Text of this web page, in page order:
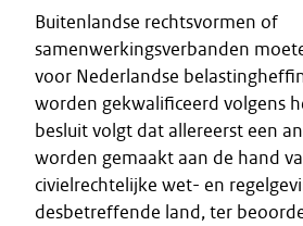
Buitenlandse rechtsvormen of
samenwerkingsverbanden
voor Nederlandse
worden gekwalificeerd volgens
besluit volgt dat allereerst een
worden gemaakt aan de hand
civielrechtelijke wet- en
desbetreffende land, ter